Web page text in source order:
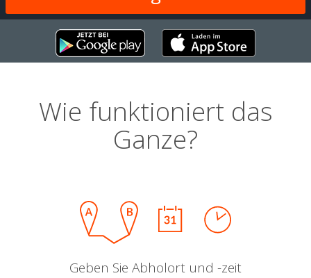
Wie funktioniert das
Ganze?
Geben Sie Abholort und -zeit